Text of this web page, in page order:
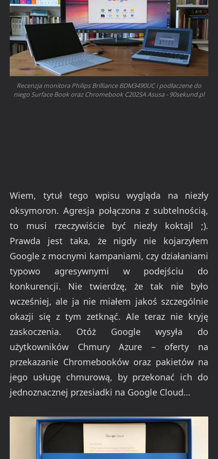
Recenzja monitora Philips Brilliance BDM3490UC i podłaczene do
niego Surface Book oraz Chromebook C202SA Asusa - 90sekund.pl
Wiem, tytuł tego wpisu wygląda na niezły
oksymoron. Agresja połączona z subtelnością,
to musi rzeczywiście być niezły koktajl ;).
Prawda jest taka, że nigdy nie kojarzyłem
Google z mocnymi kampaniami, czy działaniami
typowo agresywnymi w podejściu do
konkurencji. Nie twierdzę, że tak nie było
wcześniej, ale ja nie miałem jakoś szczególnie
okazji się z tym zetknąć. Ale teraz nie kryję
zaskoczenia. Otóż Google wysyła do
użytkowników Chmury Azure – oferty na
przekazanie Chromebooków oraz pakietów na
jego usługę chmurową, by przekonać ich do
jednoznacznej przesiadki na Google Cloud…